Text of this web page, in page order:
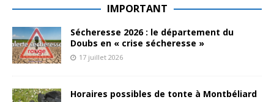
IMPORTANT
Sécheresse 2026 : le département du
Doubs en « crise sécheresse »
17 juillet 2026
Horaires possibles de tonte à Montbéliard